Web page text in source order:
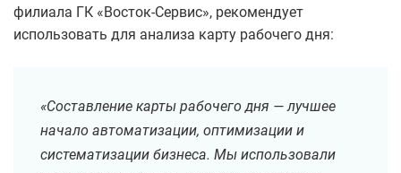
филиала ГК «Восток-Сервис», рекомендует
использовать для анализа карту рабочего дня:
«Составление карты рабочего дня — лучшее
начало автоматизации, оптимизации и
систематизации бизнеса. Мы использовали